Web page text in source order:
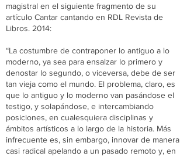
magistral en el siguiente fragmento de su
artículo Cantar cantando en RDL Revista de
Libros. 2014:
“La costumbre de contraponer lo antiguo a lo
moderno, ya sea para ensalzar lo primero y
denostar lo segundo, o viceversa, debe de ser
tan vieja como el mundo. El problema, claro, es
que lo antiguo y lo moderno van pasándose el
testigo, y solapándose, e intercambiando
posiciones, en cualesquiera disciplinas y
ámbitos artísticos a lo largo de la historia. Más
infrecuente es, sin embargo, innovar de manera
casi radical apelando a un pasado remoto y, en